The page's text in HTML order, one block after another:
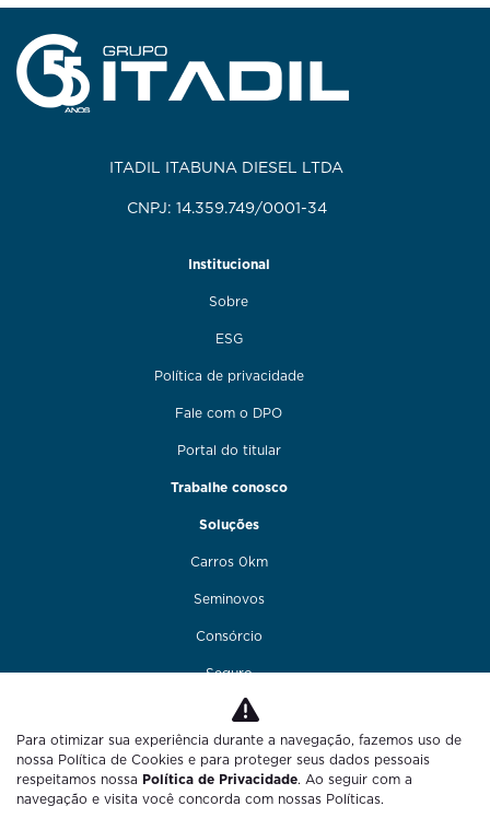
ITADIL ITABUNA DIESEL LTDA
CNPJ: 14.359.749/0001-34
Institucional
Sobre
ESG
Política de privacidade
Fale com o DPO
Portal do titular
Trabalhe conosco
Soluções
Carros 0km
Seminovos
Consórcio
Seguro
Financiamento
Funilaria e pintura
Fale conosco
Para otimizar sua experiência durante a navegação, fazemos uso de
nossa Política de Cookies e para proteger seus dados pessoais
respeitamos nossa Política de Privacidade. Ao seguir com a
navegação e visita você concorda com nossas Políticas.